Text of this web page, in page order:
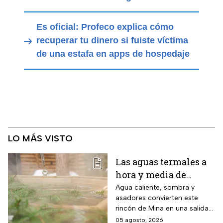
Es oficial: Profeco explica cómo
recuperar tu dinero si fuiste víctima
de una estafa en apps de hospedaje
LO MÁS VISTO
Las aguas termales a
hora y media de
Monterrey, Nuevo
León, donde la
entrada cuesta desde
Agua caliente, sombra y
asadores convierten este
rincón de Mina en una salida
sencilla para pasar el día en
05 agosto, 2026